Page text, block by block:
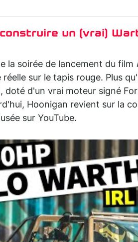
un (vrai)
la soirée de lancement du film
sur le tapis rouge. Plus
doté d'un vrai moteur signé
Hoonigan revient sur la
sur YouTube.